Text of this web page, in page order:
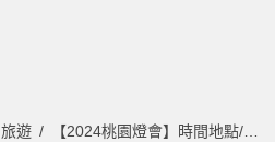
旅遊 【2024桃園燈會】時間地點/主燈/活動地圖/小提燈，南昌/虎頭山登場！